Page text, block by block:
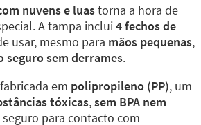
nuvens e luastorna a hora de
A tampa inclui4 fechos de
usar, mesmo para mãos pequenas,
seguro sem derrames.
em polipropileno (PP), um
tóxicas,sem BPA nem
para contacto com